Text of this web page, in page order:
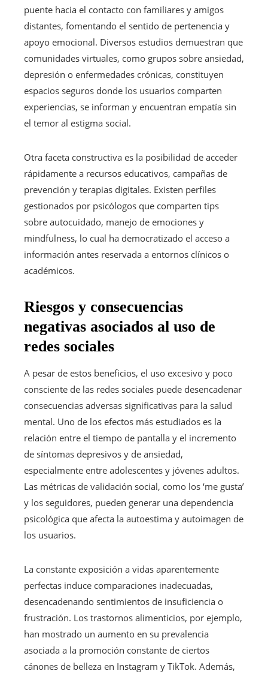
puente hacia el contacto con familiares y amigos
distantes, fomentando el sentido de pertenencia y
apoyo emocional. Diversos estudios demuestran que
comunidades virtuales, como grupos sobre ansiedad,
depresión o enfermedades crónicas, constituyen
espacios seguros donde los usuarios comparten
experiencias, se informan y encuentran empatía sin
el temor al estigma social.
Otra faceta constructiva es la posibilidad de acceder
rápidamente a recursos educativos, campañas de
prevención y terapias digitales. Existen perfiles
gestionados por psicólogos que comparten tips
sobre autocuidado, manejo de emociones y
mindfulness, lo cual ha democratizado el acceso a
información antes reservada a entornos clínicos o
académicos.
Riesgos y consecuencias
negativas asociados al uso de
redes sociales
A pesar de estos beneficios, el uso excesivo y poco
consciente de las redes sociales puede desencadenar
consecuencias adversas significativas para la salud
mental. Uno de los efectos más estudiados es la
relación entre el tiempo de pantalla y el incremento
de síntomas depresivos y de ansiedad,
especialmente entre adolescentes y jóvenes adultos.
Las métricas de validación social, como los ‘me gusta’
y los seguidores, pueden generar una dependencia
psicológica que afecta la autoestima y autoimagen de
los usuarios.
La constante exposición a vidas aparentemente
perfectas induce comparaciones inadecuadas,
desencadenando sentimientos de insuficiencia o
frustración. Los trastornos alimenticios, por ejemplo,
han mostrado un aumento en su prevalencia
asociada a la promoción constante de ciertos
cánones de belleza en Instagram y TikTok. Además,